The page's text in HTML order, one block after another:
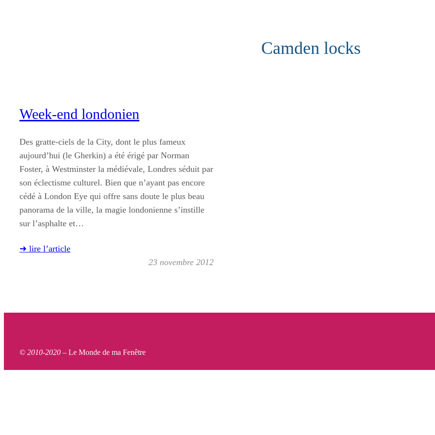
Camden locks
Week-end londonien
Des gratte-ciels de la City, dont le plus fameux
aujourd’hui (le Gherkin) a été érigé par Norman
Foster, à Westminster la médiévale, Londres séduit par
son éclectisme culturel. Bien que n’ayant pas encore
cédé à London Eye qui offre sans doute le plus beau
panorama de la ville, la magie londonienne s’instille
sur l’asphalte et…
➜ lire l’article
23 novembre 2012
© 2010-2020 – Le Monde de ma Fenêtre